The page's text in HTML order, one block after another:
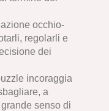
occhio-
regolarli e
dei
incoraggia
a
senso di